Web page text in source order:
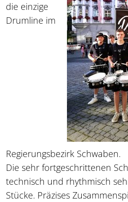
die einzige
Drumline im
Regierungsbezirk Schwaben.
Die sehr fortgeschrittenen
technisch und rhythmisch
Stücke. Präzises